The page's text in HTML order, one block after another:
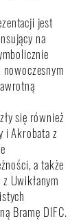
jest
na
nowoczesnym
się również
i Akrobata z
a także
Uwikłanym
Bramę DIFC.